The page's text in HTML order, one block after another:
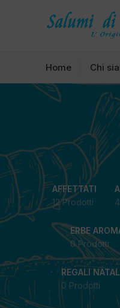
Home Chi
AFFETTATI
12 Prodotti
ERBE
0 Prodotti
REGALI
0 Prodotti